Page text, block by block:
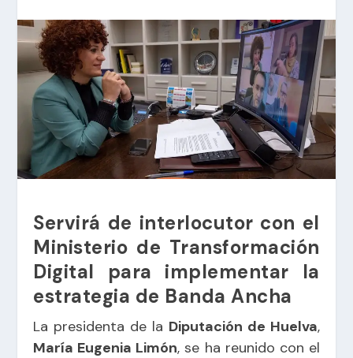
Servirá de interlocutor con el
Ministerio de Transformación
Digital para implementar la
estrategia de Banda Ancha
La presidenta de la Diputación de Huelva,
María Eugenia Limón, se ha reunido con el